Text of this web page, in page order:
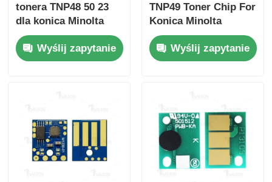
tonera TNP48 50 23
dla konica Minolta
Bizhub bizhub C3350
Wyślij zapytanie
TNP49 Toner Chip For
Konica Minolta
Bizhub C3351 3851
Wyślij zapytanie